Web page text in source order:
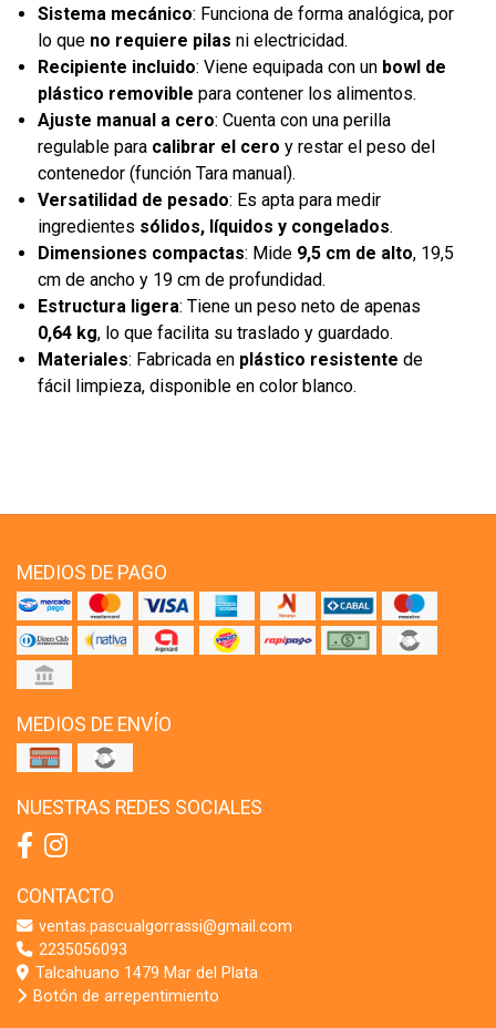
Sistema mecánico: Funciona de forma analógica, por
lo que no requiere pilas ni electricidad.
Recipiente incluido: Viene equipada con un bowl de
plástico removible para contener los alimentos.
Ajuste manual a cero: Cuenta con una perilla
regulable para calibrar el cero y restar el peso del
contenedor (función Tara manual).
Versatilidad de pesado: Es apta para medir
ingredientes sólidos, líquidos y congelados.
Dimensiones compactas: Mide 9,5 cm de alto, 19,5
cm de ancho y 19 cm de profundidad.
Estructura ligera: Tiene un peso neto de apenas
0,64 kg, lo que facilita su traslado y guardado.
Materiales: Fabricada en plástico resistente de
fácil limpieza, disponible en color blanco.
MEDIOS DE PAGO
MEDIOS DE ENVÍO
NUESTRAS REDES SOCIALES
CONTACTO
ventas.pascualgorrassi@gmail.com
2235056093
Talcahuano 1479 Mar del Plata
Botón de arrepentimiento